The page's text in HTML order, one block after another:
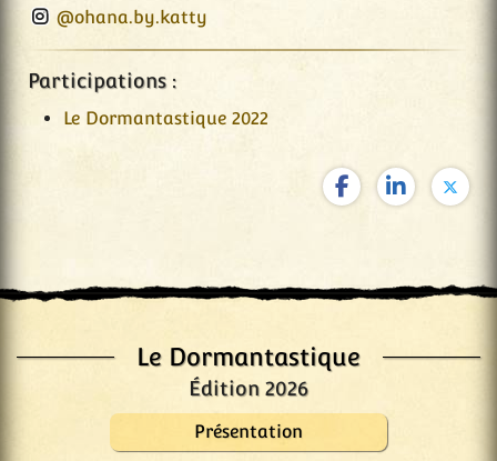
Le Dormantastique
Édition 2026
Présentation
@ohana.by.katty
Participations :
Le Dormantastique 2022